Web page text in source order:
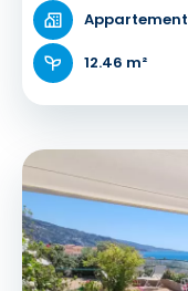
Appartement
12.46 m²